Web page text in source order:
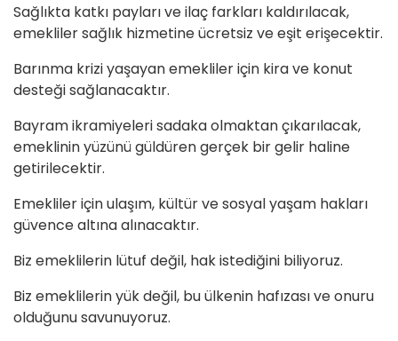
Sağlıkta katkı payları ve ilaç farkları kaldırılacak,
emekliler sağlık hizmetine ücretsiz ve eşit erişecektir.
Barınma krizi yaşayan emekliler için kira ve konut
desteği sağlanacaktır.
Bayram ikramiyeleri sadaka olmaktan çıkarılacak,
emeklinin yüzünü güldüren gerçek bir gelir haline
getirilecektir.
Emekliler için ulaşım, kültür ve sosyal yaşam hakları
güvence altına alınacaktır.
Biz emeklilerin lütuf değil, hak istediğini biliyoruz.
Biz emeklilerin yük değil, bu ülkenin hafızası ve onuru
olduğunu savunuyoruz.